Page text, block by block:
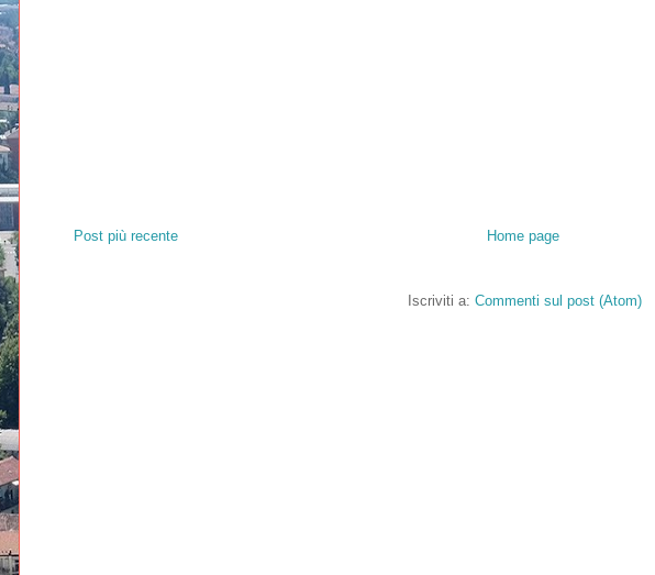
Post più recente Home page
Iscriviti a: Commenti sul post (Atom)